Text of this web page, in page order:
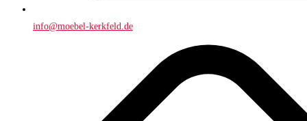
info@moebel-kerkfeld.de